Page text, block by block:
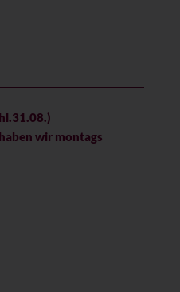
wir montags